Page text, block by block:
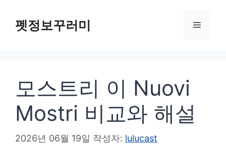
펫정보꾸러미 메
모스트리 이 Nuovi
Mostri 비교와 해설
2026년 06월 19일 작성자: lulucast